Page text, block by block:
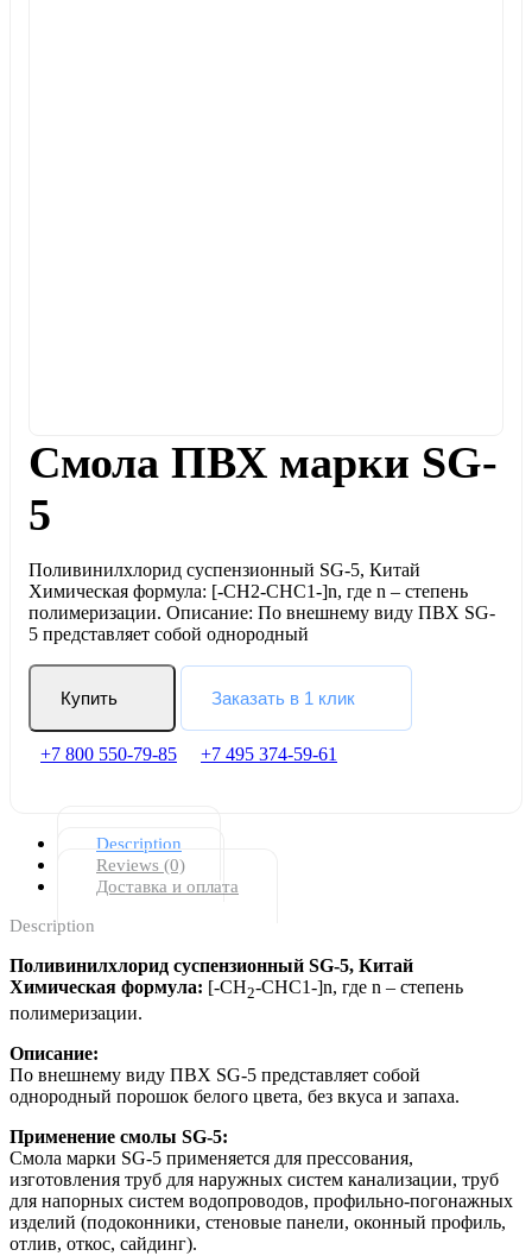
Смола ПВХ марки SG-
5
Поливинилхлорид суспензионный SG-5, Китай
Химическая формула: [-СН2-СНС1-]n, где n – степень
полимеризации. Описание: По внешнему виду ПВХ SG-
5 представляет собой однородный
Купить Заказать в 1 клик
+7 800 550-79-85 +7 495 374-59-61
Description
Reviews (0)
Доставка и оплата
Description
Поливинилхлорид суспензионный SG-5, Китай
Химическая формула: [-СН2-СНС1-]n, где n – степень
полимеризации.
Описание:
По внешнему виду ПВХ SG-5 представляет собой
однородный порошок белого цвета, без вкуса и запаха.
Применение смолы SG-5:
Смола марки SG-5 применяется для прессования,
изготовления труб для наружных систем канализации, труб
для напорных систем водопроводов, профильно-погонажных
изделий (подоконники, стеновые панели, оконный профиль,
отлив, откос, сайдинг).